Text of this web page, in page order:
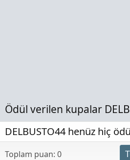
Ödül verilen kupalar
DELBUSTO44 henüz hiç
Toplam puan: 0